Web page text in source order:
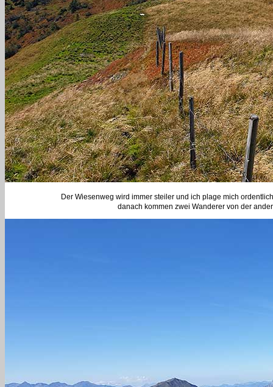
Der Wiesenweg wird immer steiler und ich plage mich
danach kommen zwei Wanderer von der